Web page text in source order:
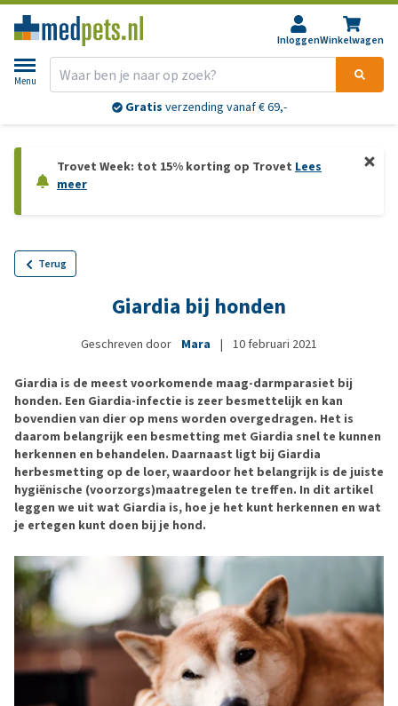
InloggenWinkelwagen
Menu
Gratis verzending vanaf € 69,-
Trovet Week: tot 15% korting op Trovet Lees
meer
Terug
Giardia bij honden
Geschreven door Mara | 10 februari 2021
Giardia is de meest voorkomende maag-darmparasiet bij
honden. Een Giardia-infectie is zeer besmettelijk en kan
bovendien van dier op mens worden overgedragen. Het is
daarom belangrijk een besmetting met Giardia snel te kunnen
herkennen en behandelen. Daarnaast ligt bij Giardia
herbesmetting op de loer, waardoor het belangrijk is de juiste
hygiënische (voorzorgs)maatregelen te treffen. In dit artikel
leggen we uit wat Giardia is, hoe je het kunt herkennen en wat
je ertegen kunt doen bij je hond.